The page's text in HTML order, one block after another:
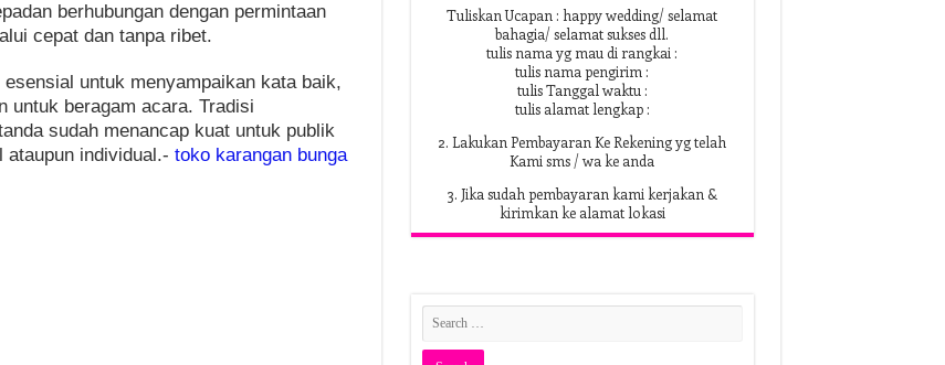
berhubungan dengan permintaan
cepat dan tanpa ribet.
untuk menyampaikan kata baik,
untuk beragam acara. Tradisi
sudah menancap kuat untuk publik
ataupun individual.- toko karangan bunga
Tuliskan Ucapan : happy wedding/ selamat
bahagia/ selamat sukses dll.
tulis nama yg mau di rangkai :
tulis nama pengirim :
tulis Tanggal waktu :
tulis alamat lengkap :
2. Lakukan Pembayaran Ke Rekening yg telah
Kami sms / wa ke anda
3. Jika sudah pembayaran kami kerjakan &
kirimkan ke alamat lokasi